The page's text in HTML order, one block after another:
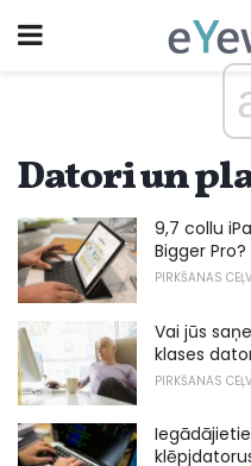
Datori un
9,7 collu
Bigger Pro?
PIRKŠANAS
Vai jūs
klases
PIRKŠANAS